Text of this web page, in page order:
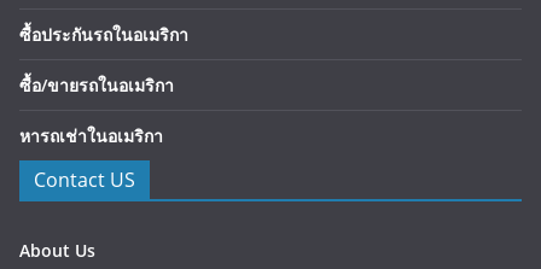
ซื้อประกันรถในอเมริกา
ซื้อ/ขายรถในอเมริกา
หารถเช่าในอเมริกา
Contact US
About Us